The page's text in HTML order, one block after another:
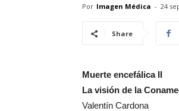
Por Imagen Médica - 24
Share
Muerte encefálica II
La visión de la
Valentín Cardona